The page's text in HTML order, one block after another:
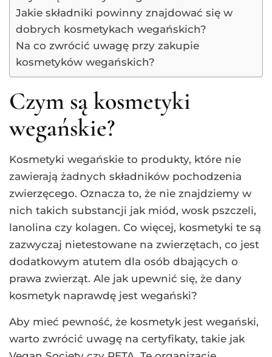
Jakie składniki powinny znajdować się w
dobrych kosmetykach wegańskich?
Na co zwrócić uwagę przy zakupie
kosmetyków wegańskich?
Czym są kosmetyki
wegańskie?
Kosmetyki wegańskie to produkty, które nie
zawierają żadnych składników pochodzenia
zwierzęcego. Oznacza to, że nie znajdziemy w
nich takich substancji jak miód, wosk pszczeli,
lanolina czy kolagen. Co więcej, kosmetyki te są
zazwyczaj nietestowane na zwierzętach, co jest
dodatkowym atutem dla osób dbających o
prawa zwierząt. Ale jak upewnić się, że dany
kosmetyk naprawdę jest wegański?
Aby mieć pewność, że kosmetyk jest wegański,
warto zwrócić uwagę na certyfikaty, takie jak